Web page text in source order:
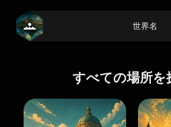
世界名
すべての場所を